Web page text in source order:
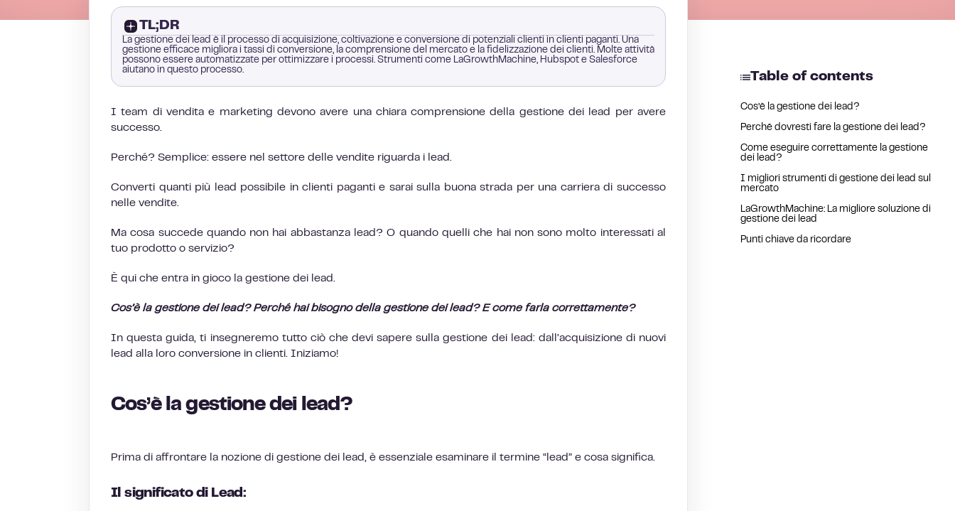
TL;DR
La gestione dei lead è il processo di acquisizione, coltivazione e conversione di potenziali clienti in clienti paganti. Una
gestione efficace migliora i tassi di conversione, la comprensione del mercato e la fidelizzazione dei clienti. Molte attività
possono essere automatizzate per ottimizzare i processi. Strumenti come LaGrowthMachine, Hubspot e Salesforce
aiutano in questo processo.
Table of contents
Cos’è la gestione dei lead?
Perché dovresti fare la gestione dei lead?
Come eseguire correttamente la gestione
dei lead?
I migliori strumenti di gestione dei lead sul
mercato
LaGrowthMachine: La migliore soluzione di
gestione dei lead
Punti chiave da ricordare
I team di vendita e marketing devono avere una chiara comprensione della gestione dei lead per avere
successo.
Perché? Semplice: essere nel settore delle vendite riguarda i lead.
Converti quanti più lead possibile in clienti paganti e sarai sulla buona strada per una carriera di successo
nelle vendite.
Ma cosa succede quando non hai abbastanza lead? O quando quelli che hai non sono molto interessati al
tuo prodotto o servizio?
È qui che entra in gioco la gestione dei lead.
Cos’è la gestione dei lead? Perché hai bisogno della gestione dei lead? E come farla correttamente?
In questa guida, ti insegneremo tutto ciò che devi sapere sulla gestione dei lead: dall’acquisizione di nuovi
lead alla loro conversione in clienti. Iniziamo!
Cos’è la gestione dei lead?
Prima di affrontare la nozione di gestione dei lead, è essenziale esaminare il termine “lead” e cosa significa.
Il significato di Lead: